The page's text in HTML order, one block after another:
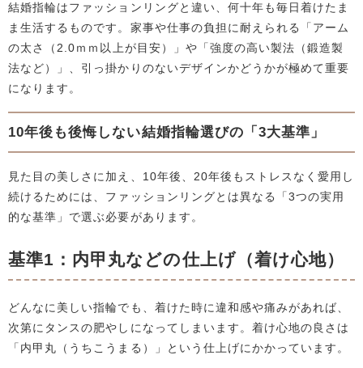
結婚指輪はファッションリングと違い、何十年も毎日着けたま
ま生活するものです。家事や仕事の負担に耐えられる「アーム
の太さ（2.0ｍｍ以上が目安）」や「強度の高い製法（鍛造製
法など）」、引っ掛かりのないデザインかどうかが極めて重要
になります。
10年後も後悔しない結婚指輪選びの「3大基準」
見た目の美しさに加え、10年後、20年後もストレスなく愛用し
続けるためには、ファッションリングとは異なる「3つの実用
的な基準」で選ぶ必要があります。
基準1：内甲丸などの仕上げ（着け心地）
どんなに美しい指輪でも、着けた時に違和感や痛みがあれば、
次第にタンスの肥やしになってしまいます。着け心地の良さは
「内甲丸（うちこうまる）」という仕上げにかかっています。